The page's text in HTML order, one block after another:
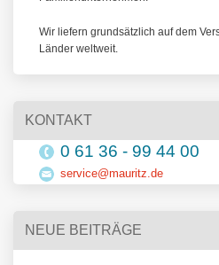
Wir liefern grundsätzlich auf dem
Länder weltweit.
KONTAKT
0 61 36 - 99 44 00
service@mauritz.de
NEUE BEITRÄGE